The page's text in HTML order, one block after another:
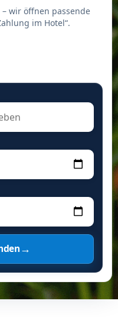
wir öffnen passende
im Hotel“.
→